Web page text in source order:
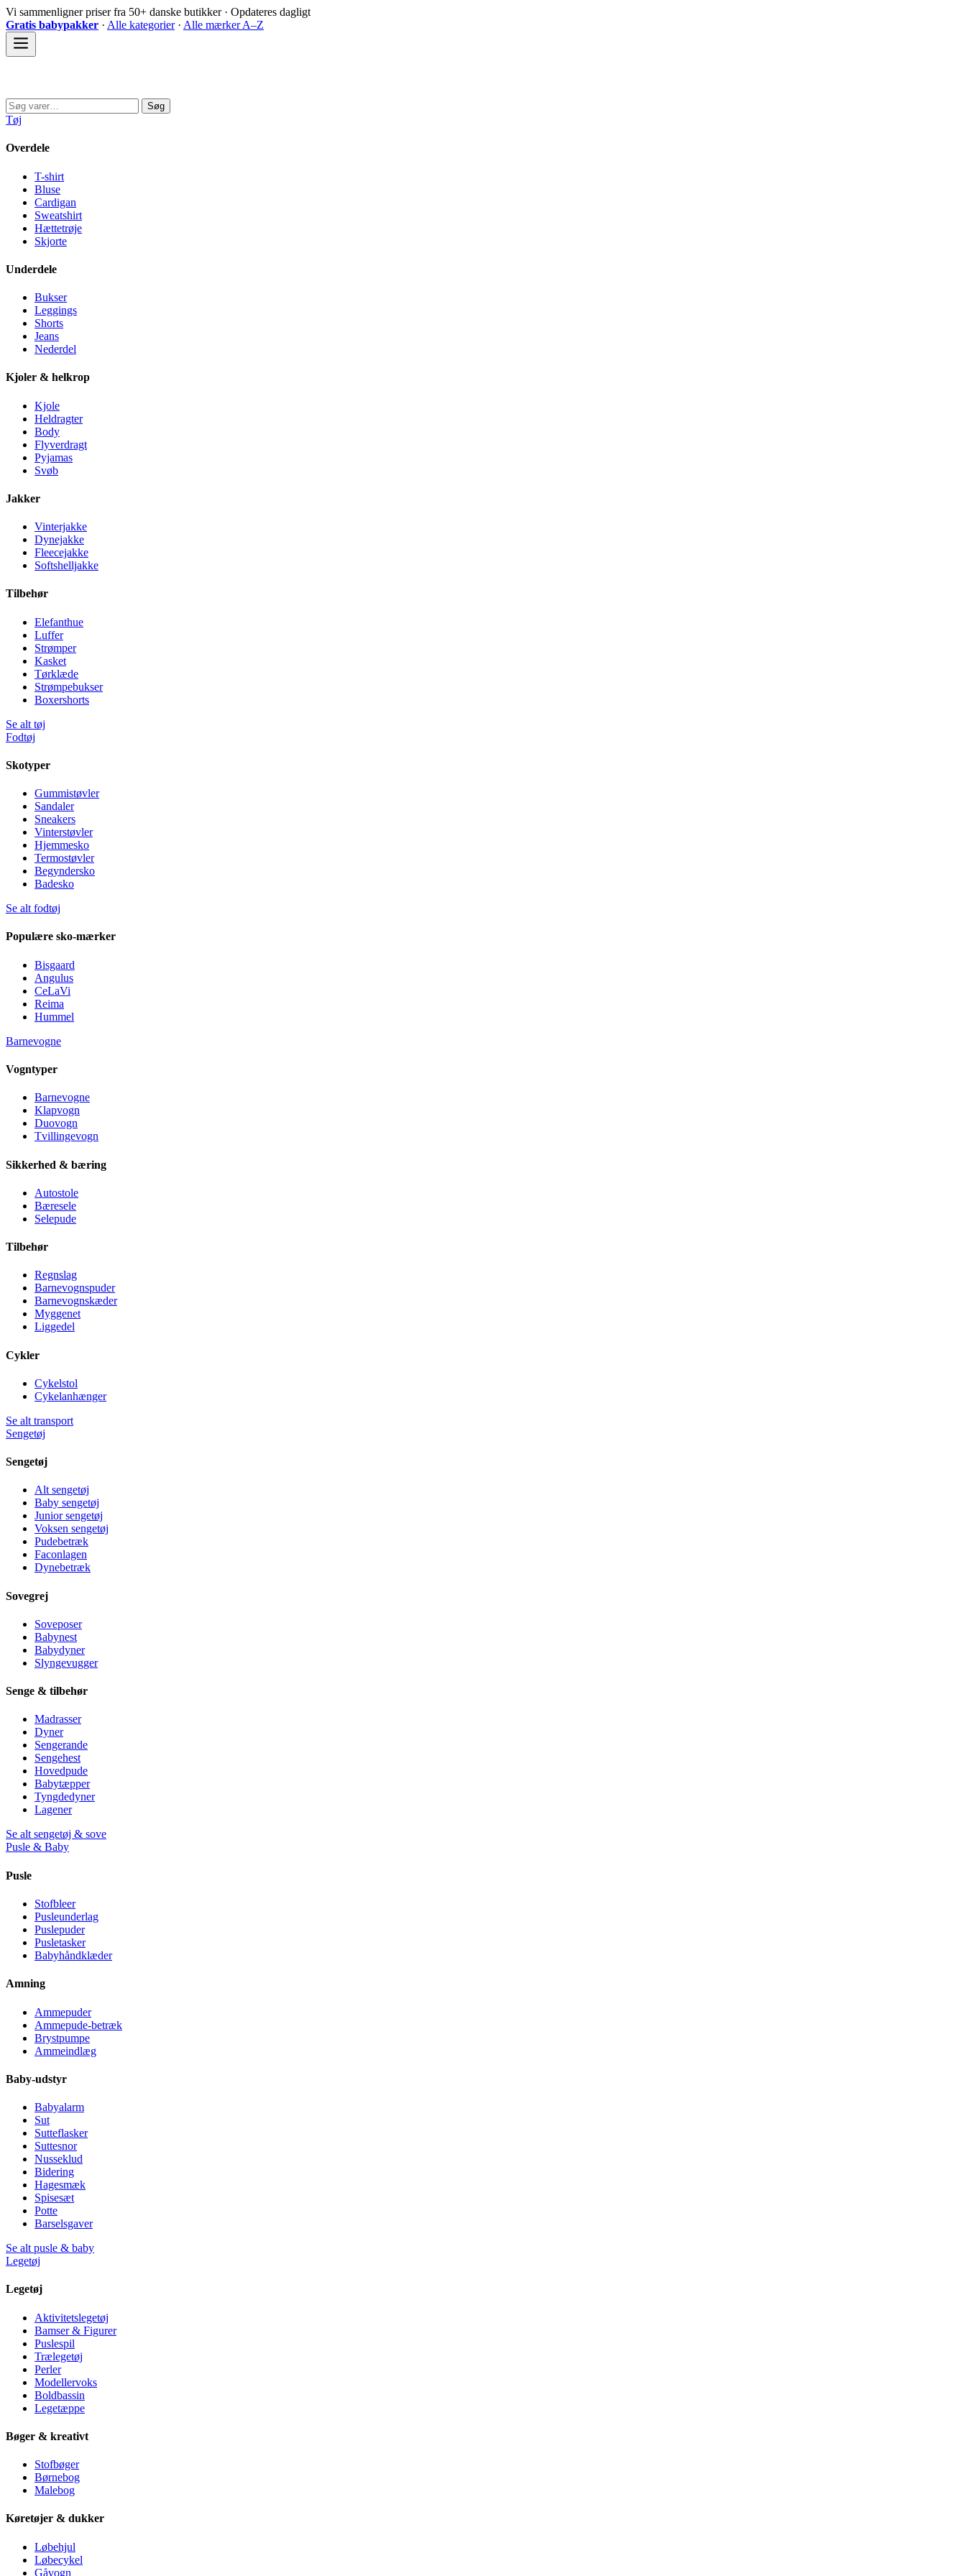
Spring
til
indhold
Vi sammenligner priser fra 50+ danske butikker · Opdateres dagligt
Gratis babypakker · Alle kategorier· Alle mærker A–Z
Søg
efter:
Søg
Tøj
Overdele
T-shirt
Bluse
Cardigan
Sweatshirt
Hættetrøje
Skjorte
Underdele
Bukser
Leggings
Shorts
Jeans
Nederdel
Kjoler & helkrop
Kjole
Heldragter
Body
Flyverdragt
Pyjamas
Svøb
Jakker
Vinterjakke
Dynejakke
Fleecejakke
Softshelljakke
Tilbehør
Elefanthue
Luffer
Strømper
Kasket
Tørklæde
Strømpebukser
Boxershorts
Se alt tøj
Fodtøj
Skotyper
Gummistøvler
Sandaler
Sneakers
Vinterstøvler
Hjemmesko
Termostøvler
Begyndersko
Badesko
Se alt fodtøj
Populære sko-mærker
Bisgaard
Angulus
CeLaVi
Reima
Hummel
Barnevogne
Vogntyper
Barnevogne
Klapvogn
Duovogn
Tvillingevogn
Sikkerhed & bæring
Autostole
Bæresele
Selepude
Tilbehør
Regnslag
Barnevognspuder
Barnevognskæder
Myggenet
Liggedel
Cykler
Cykelstol
Cykelanhænger
Se alt transport
Sengetøj
Sengetøj
Alt sengetøj
Baby sengetøj
Junior sengetøj
Voksen sengetøj
Pudebetræk
Faconlagen
Dynebetræk
Sovegrej
Soveposer
Babynest
Babydyner
Slyngevugger
Senge & tilbehør
Madrasser
Dyner
Sengerande
Sengehest
Hovedpude
Babytæpper
Tyngdedyner
Lagener
Se alt sengetøj & sove
Pusle & Baby
Pusle
Stofbleer
Pusleunderlag
Puslepuder
Pusletasker
Babyhåndklæder
Amning
Ammepuder
Ammepude-betræk
Brystpumpe
Ammeindlæg
Baby-udstyr
Babyalarm
Sut
Sutteflasker
Suttesnor
Nusseklud
Bidering
Hagesmæk
Spisesæt
Potte
Barselsgaver
Se alt pusle & baby
Legetøj
Legetøj
Aktivitetslegetøj
Bamser & Figurer
Puslespil
Trælegetøj
Perler
Modellervoks
Boldbassin
Legetæppe
Bøger & kreativt
Stofbøger
Børnebog
Malebog
Køretøjer & dukker
Løbehjul
Løbecykel
Gåvogn